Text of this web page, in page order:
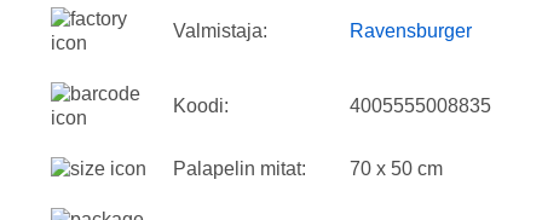
Valmistaja: Ravensburger
Koodi: 4005555008835
Palapelin mitat: 70 x 50 cm